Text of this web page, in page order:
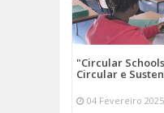
"Circular
Circular e
04 Fevereiro 2025